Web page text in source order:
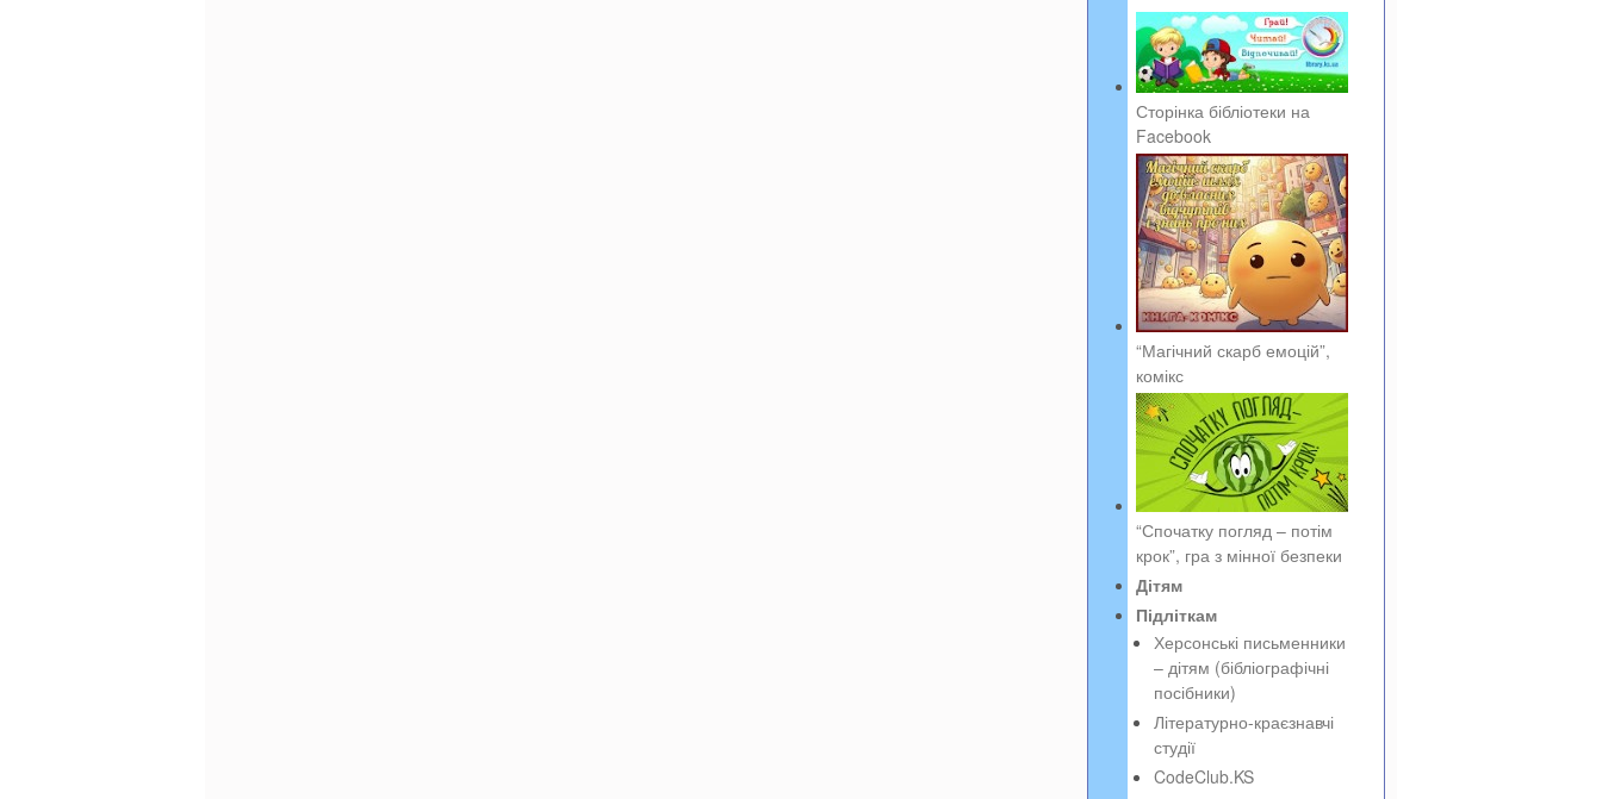
Сторінка бібліотеки на
Facebook
“Магічний скарб емоцій”,
комікс
“Спочатку погляд – потім
крок”, гра з мінної безпеки
Дітям
Підліткам
Херсонські письменники
– дітям (бібліографічні
посібники)
Літературно-краєзнавчі
студії
CodeClub.KS